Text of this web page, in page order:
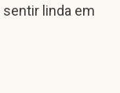
linda em